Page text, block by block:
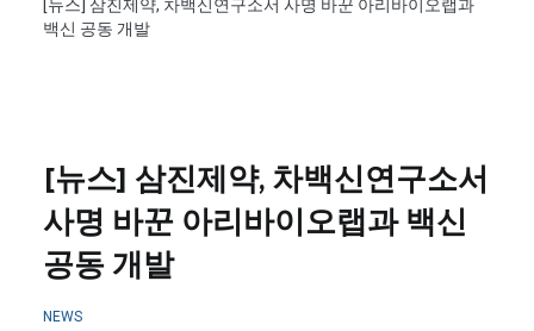
[뉴스] 삼진제약, 차백신연구소서 사명 바꾼 아리바이오랩과
백신 공동 개발
[뉴스] 삼진제약, 차백신연구소서
사명 바꾼 아리바이오랩과 백신
공동 개발
NEWS